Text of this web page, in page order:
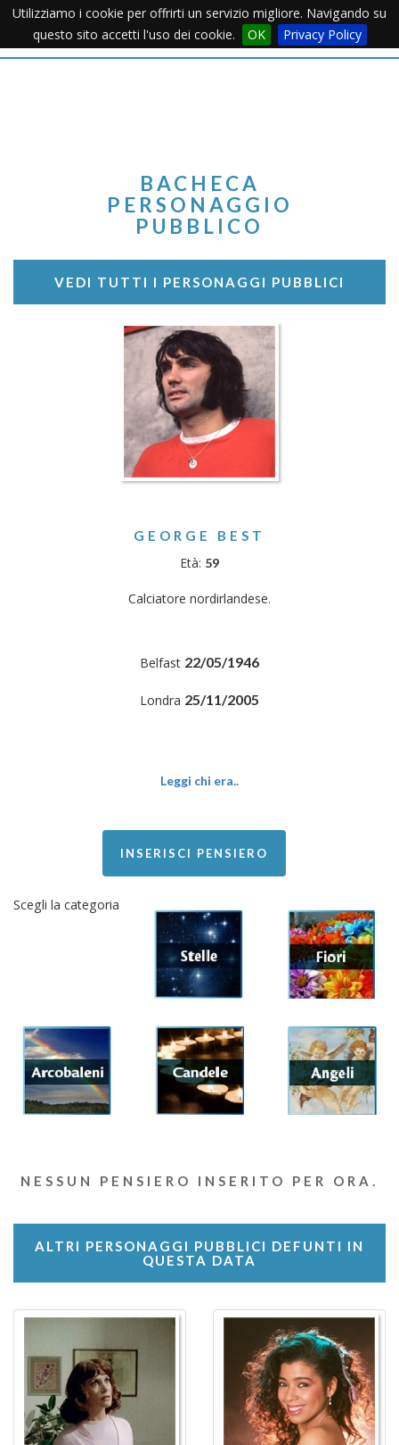
Utilizziamo i cookie per offrirti un servizio migliore. Navigando su
questo sito accetti l'uso dei cookie.
OK Privacy PolicyMenu
BACHECA
PERSONAGGIO
PUBBLICO
VEDI TUTTI I PERSONAGGI PUBBLICI
GEORGE BEST
Età: 59
Calciatore nordirlandese.
Belfast 22/05/1946
Londra 25/11/2005
Leggi chi era..
INSERISCI PENSIERO
Scegli la categoria
NESSUN PENSIERO INSERITO PER ORA.
ALTRI PERSONAGGI PUBBLICI DEFUNTI IN
QUESTA DATA